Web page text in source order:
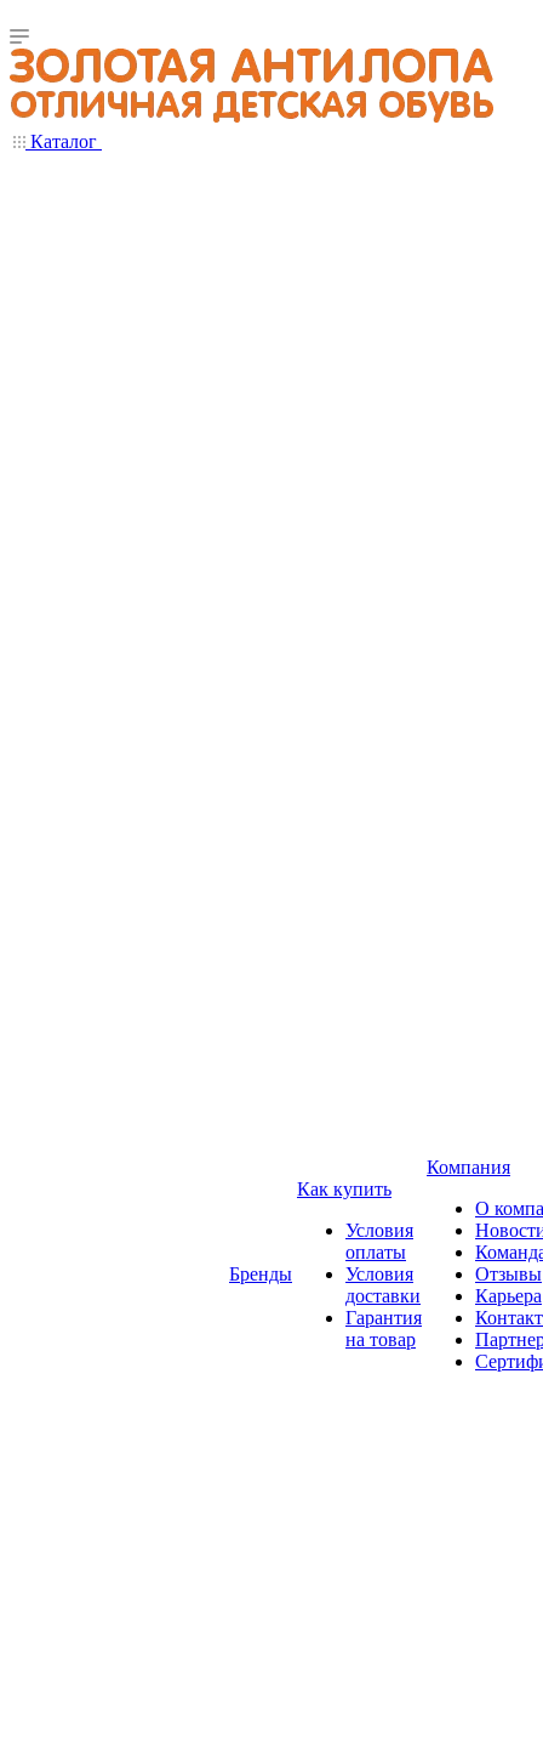
Каталог
Бренды
Как купить
Условия
оплаты
Условия
доставки
Гарантия
на товар
Компания
О
Отзывы
Карьера